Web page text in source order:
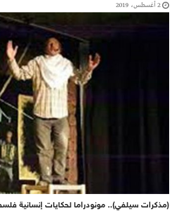
2 أغسطس، 2019
(مذكرات سيلفي).. مونودراما لحكايات إنسانية